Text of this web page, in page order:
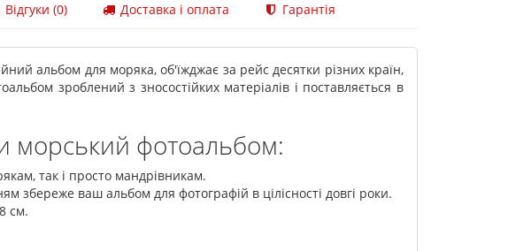
Відгуки (0) Доставка і оплата Гарантія
альбом для моряка, об'їжджає за рейс десятки різних країн,
зроблений з зносостійких матеріалів і поставляється в
морський фотоальбом:
так і просто мандрівникам.
збереже ваш альбом для фотографій в цілісності довгі роки.
см.